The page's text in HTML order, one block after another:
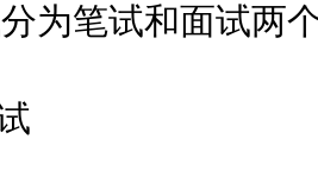
笔试和面试两